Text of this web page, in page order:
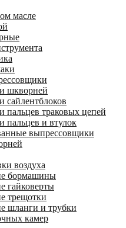
масле
шкворней
пальцев траковых цепей
пальцев и втулок
выпрессовщики
воздуха
бормашины
гайковерты
трещотки
шланги и трубки
камер